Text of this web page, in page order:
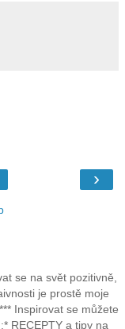
›
se na svět pozitivně,
je prostě moje
Inspirovat se můžete
RECEPTY a tipy na